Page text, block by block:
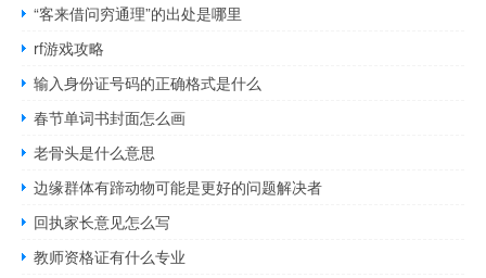
“客来借问穷通理”的出处是哪里
rf游戏攻略
输入身份证号码的正确格式是什么
春节单词书封面怎么画
老骨头是什么意思
边缘群体有蹄动物可能是更好的问题解决者
回执家长意见怎么写
教师资格证有什么专业